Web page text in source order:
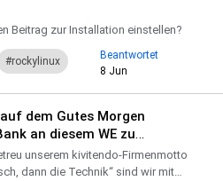
Beitrag zur Installation einstellen?
Beantwortet
8 Jun
rockylinux
dem Gutes Morgen
an diesem WE zu
unserem kivitendo-Firmenmotto
dann die Technik“ sind wir mit